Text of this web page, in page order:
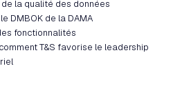
la qualité des données
DMBOK de la DAMA
fonctionnalités
T&S favorise le leadership